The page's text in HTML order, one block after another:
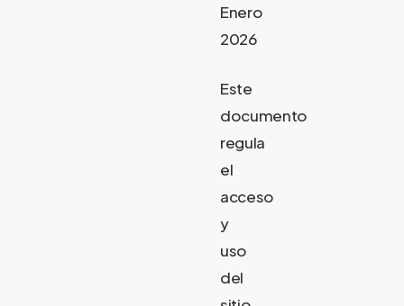
Enero
2026
Este
documento
regula
el
acceso
y
uso
del